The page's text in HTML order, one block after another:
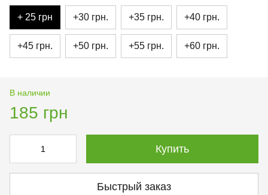
+ 25 грн +30 грн. +35 грн. +40 грн.
+45 грн. +50 грн. +55 грн. +60 грн.
В наличии
185 грн
Купить
Быстрый заказ